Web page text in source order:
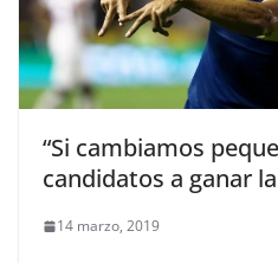
“Si cambiamos
candidatos a ganar
14 marzo, 2019